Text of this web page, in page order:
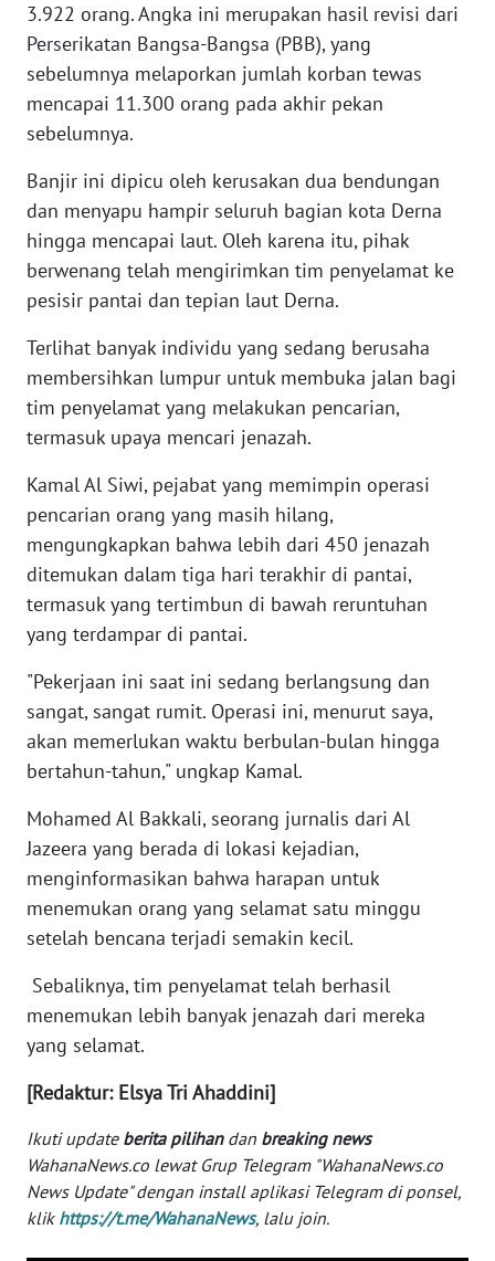
3.922 orang. Angka ini merupakan hasil revisi dari
Perserikatan Bangsa-Bangsa (PBB), yang
sebelumnya melaporkan jumlah korban tewas
mencapai 11.300 orang pada akhir pekan
sebelumnya.
Banjir ini dipicu oleh kerusakan dua bendungan
dan menyapu hampir seluruh bagian kota Derna
hingga mencapai laut. Oleh karena itu, pihak
berwenang telah mengirimkan tim penyelamat ke
pesisir pantai dan tepian laut Derna.
Terlihat banyak individu yang sedang berusaha
membersihkan lumpur untuk membuka jalan bagi
tim penyelamat yang melakukan pencarian,
termasuk upaya mencari jenazah.
Kamal Al Siwi, pejabat yang memimpin operasi
pencarian orang yang masih hilang,
mengungkapkan bahwa lebih dari 450 jenazah
ditemukan dalam tiga hari terakhir di pantai,
termasuk yang tertimbun di bawah reruntuhan
yang terdampar di pantai.
"Pekerjaan ini saat ini sedang berlangsung dan
sangat, sangat rumit. Operasi ini, menurut saya,
akan memerlukan waktu berbulan-bulan hingga
bertahun-tahun," ungkap Kamal.
Mohamed Al Bakkali, seorang jurnalis dari Al
Jazeera yang berada di lokasi kejadian,
menginformasikan bahwa harapan untuk
menemukan orang yang selamat satu minggu
setelah bencana terjadi semakin kecil.
Sebaliknya, tim penyelamat telah berhasil
menemukan lebih banyak jenazah dari mereka
yang selamat.
[Redaktur: Elsya Tri Ahaddini]
Ikuti update berita pilihandan breaking news
WahanaNews.co lewat Grup Telegram "WahanaNews.co
News Update" dengan install aplikasi Telegram di ponsel,
klik https://t.me/WahanaNews, lalu join.
WN
PAPUA
PAPUA
RIAU
WN
WN
JAMBI
SULTRA
WN
NTB
WN
WN
SULBAR
BABEL
WN
SUMBAR
SUMSEL
WN
LAMPUNG
WN
JATENG